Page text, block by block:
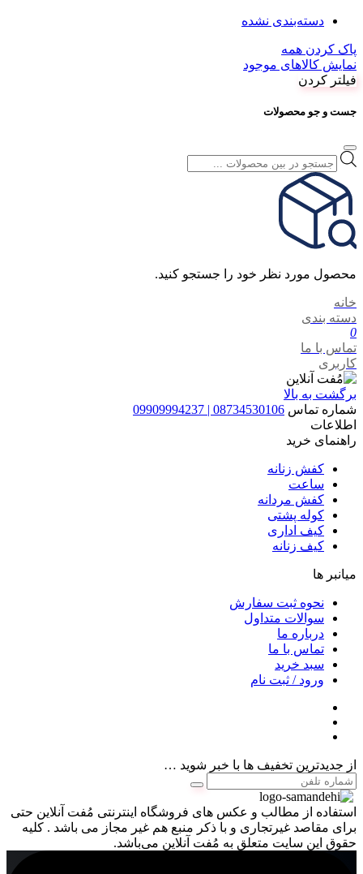
دسته‌بندی نشده
پاک کردن همه
نمایش کالاهای موجود
فیلتر کردن
جست و جو محصولات
Products
search
محصول مورد نظر خود را جستجو کنید.
خانه
دسته بندی
0
تماس با ما
کاربری
برگشت به بالا
شماره تماس 08734530106 | 09909994237
اطلاعات
راهنمای خرید
کفش زنانه
ساعت
کفش مردانه
کوله پشتی
کیف اداری
کیف زنانه
میانبر ها
نحوه ثبت سفارش
سوالات متداول
درباره ما
تماس با ما
سبد خرید
ورود / ثبت نام
از جدیدترین تخفیف ها با خبر شوید …
استفاده از مطالب و عکس های فروشگاه اینترنتی مُفت آنلاین حتی
برای مقاصد غیرتجاری و با ذکر منبع هم غیر مجاز می باشد . کلیه
حقوق این سایت متعلق به مُفت آنلاین می‌باشد.